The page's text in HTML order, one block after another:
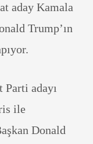
aday Kamala
Trump’ın
adayı
ile
Donald